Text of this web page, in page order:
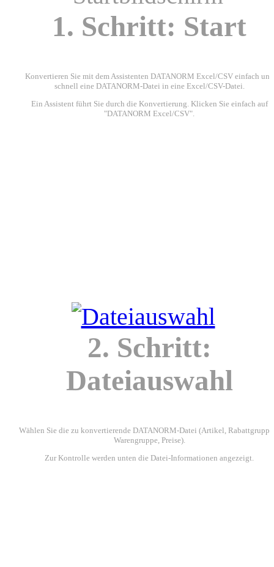
1. Schritt: Start
Konvertieren Sie mit dem Assistenten DATANORM Excel/CSV einfach und
schnell eine DATANORM-Datei in eine Excel/CSV-Datei.
Ein Assistent führt Sie durch die Konvertierung. Klicken Sie einfach auf
"DATANORM Excel/CSV".
2. Schritt:
Dateiauswahl
Wählen Sie die zu konvertierende DATANORM-Datei (Artikel,
Warengruppe, Preise).
Zur Kontrolle werden unten die Datei-Informationen angezeigt.